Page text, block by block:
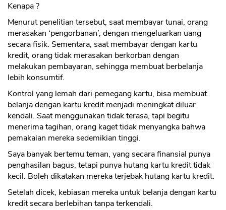
Kenapa ?
Menurut penelitian tersebut, saat membayar tunai, orang
merasakan ‘pengorbanan’, dengan mengeluarkan uang
secara fisik. Sementara, saat membayar dengan kartu
kredit, orang tidak merasakan berkorban dengan
melakukan pembayaran, sehingga membuat berbelanja
lebih konsumtif.
Kontrol yang lemah dari pemegang kartu, bisa membuat
belanja dengan kartu kredit menjadi meningkat diluar
kendali. Saat menggunakan tidak terasa, tapi begitu
menerima tagihan, orang kaget tidak menyangka bahwa
pemakaian mereka sedemikian tinggi.
Saya banyak bertemu teman, yang secara finansial punya
penghasilan bagus, tetapi punya hutang kartu kredit tidak
kecil. Boleh dikatakan mereka terjebak hutang kartu kredit.
Setelah dicek, kebiasan mereka untuk belanja dengan kartu
kredit secara berlebihan tanpa terkendali.